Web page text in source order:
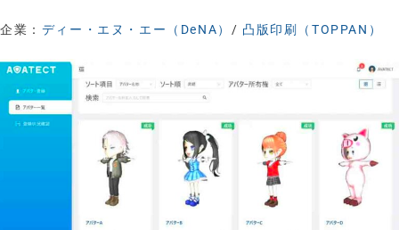
企業： ディー・エヌ・エー（DeNA） / 凸版印刷（TOPPAN）